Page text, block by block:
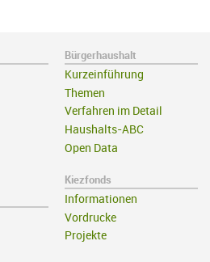
Bürgerhaushalt
Kurzeinführung
Themen
Verfahren im Detail
Haushalts-ABC
Open Data
Kiezfonds
Informationen
Vordrucke
Projekte